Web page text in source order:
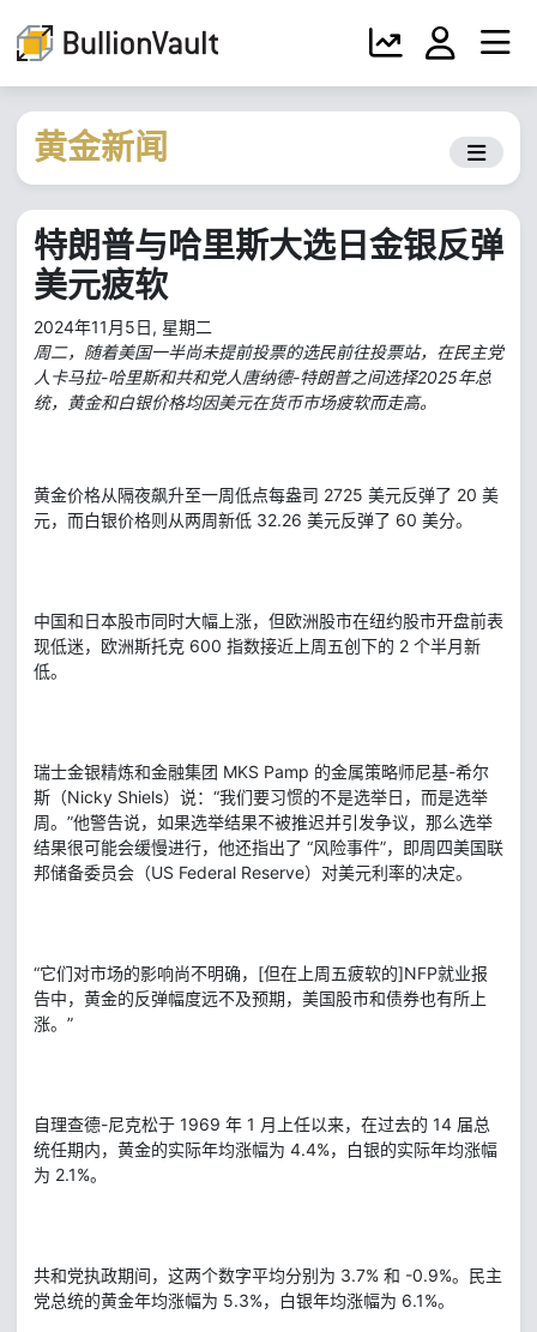
黄金新闻
特朗普与哈里斯大选日金银反弹
美元疲软
2024年11月5日, 星期二
周二，随着美国一半尚未提前投票的选民前往投票站，在民主党
人卡马拉-哈里斯和共和党人唐纳德-特朗普之间选择2025年总
统，黄金和白银价格均因美元在货币市场疲软而走高。
黄金价格从隔夜飙升至一周低点每盎司 2725 美元反弹了 20 美
元，而白银价格则从两周新低 32.26 美元反弹了 60 美分。
中国和日本股市同时大幅上涨，但欧洲股市在纽约股市开盘前表
现低迷，欧洲斯托克 600 指数接近上周五创下的 2 个半月新
低。
瑞士金银精炼和金融集团 MKS Pamp 的金属策略师尼基-希尔
斯（Nicky Shiels）说：“我们要习惯的不是选举日，而是选举
周。”他警告说，如果选举结果不被推迟并引发争议，那么选举
结果很可能会缓慢进行，他还指出了 “风险事件”，即周四美国联
邦储备委员会（US Federal Reserve）对美元利率的决定。
“它们对市场的影响尚不明确，[但在上周五疲软的]NFP就业报
告中，黄金的反弹幅度远不及预期，美国股市和债券也有所上
涨。”
自理查德-尼克松于 1969 年 1 月上任以来，在过去的 14 届总
统任期内，黄金的实际年均涨幅为 4.4%，白银的实际年均涨幅
为 2.1%。
共和党执政期间，这两个数字平均分别为 3.7% 和 -0.9%。民主
党总统的黄金年均涨幅为 5.3%，白银年均涨幅为 6.1%。